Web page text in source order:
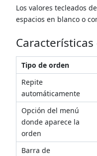
Los valores tecleados
espacios en blanco o
Tipo de orden
Repite
automáticamente
Opción del menú
donde aparece la
orden
Barra de